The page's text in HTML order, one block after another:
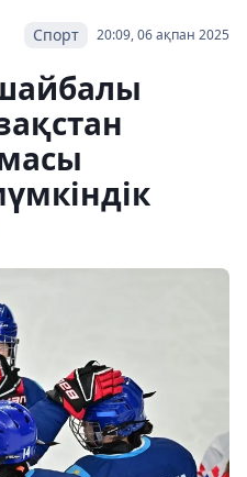
20:09, 06 ақпан 2025
Спорт